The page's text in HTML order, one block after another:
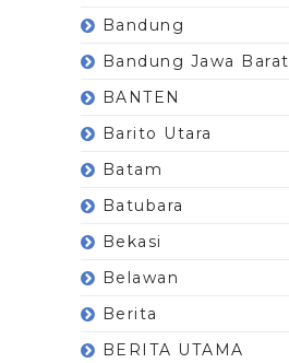
Bandung
Bandung Jawa Barat
BANTEN
Barito Utara
Batam
Batubara
Bekasi
Belawan
Berita
BERITA UTAMA